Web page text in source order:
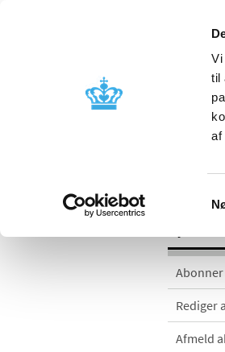
Vi
til
af
Rediger
Afmeld